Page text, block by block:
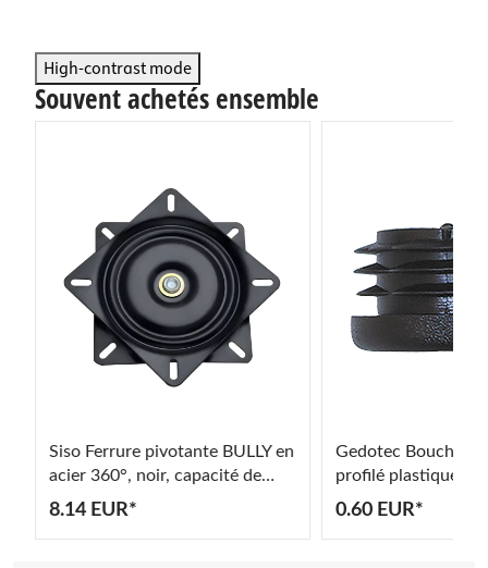
High-contrast mode
Souvent achetés ensemble
Siso Ferrure pivotante BULLY en
acier 360°, noir, capacité de
charge 150 - 200 kg
8.14 EUR*
Gedotec Bouchon
profilé plastique
0.60 EUR*